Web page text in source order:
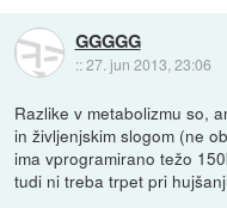
GGGGG
::27. jun 2013, 23:06
Razlike v metabolizmu so,
in življenjskim slogom (ne
ima vprogramirano težo
tudi ni treba trpet pri